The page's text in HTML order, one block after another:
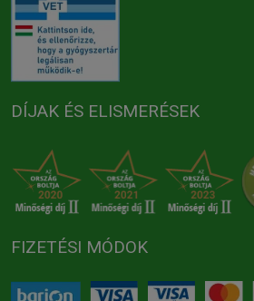
DÍJAK ÉS ELISMERÉSEK
FIZETÉSI MÓDOK